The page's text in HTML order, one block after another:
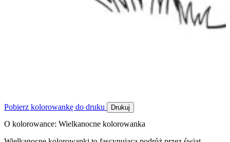
Pobierz kolorowankę do druku Drukuj
O kolorowance: Wielkanocne kolorowanka